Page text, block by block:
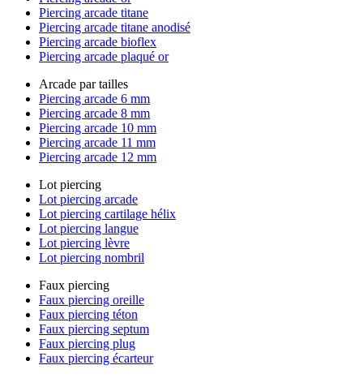
Piercing arcade titane
Piercing arcade titane anodisé
Piercing arcade bioflex
Piercing arcade plaqué or
Arcade par tailles
Piercing arcade 6 mm
Piercing arcade 8 mm
Piercing arcade 10 mm
Piercing arcade 11 mm
Piercing arcade 12 mm
Lot piercing
Lot piercing arcade
Lot piercing cartilage hélix
Lot piercing langue
Lot piercing lèvre
Lot piercing nombril
Faux piercing
Faux piercing oreille
Faux piercing téton
Faux piercing septum
Faux piercing plug
Faux piercing écarteur